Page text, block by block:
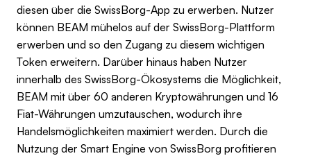
diesen über die SwissBorg-App zu erwerben. Nutzer
können BEAM mühelos auf der SwissBorg-Plattform
erwerben und so den Zugang zu diesem wichtigen
Token erweitern. Darüber hinaus haben Nutzer
innerhalb des SwissBorg-Ökosystems die Möglichkeit,
BEAM mit über 60 anderen Kryptowährungen und 16
Fiat-Währungen umzutauschen, wodurch ihre
Handelsmöglichkeiten maximiert werden. Durch die
Nutzung der Smart Engine von SwissBorg profitieren